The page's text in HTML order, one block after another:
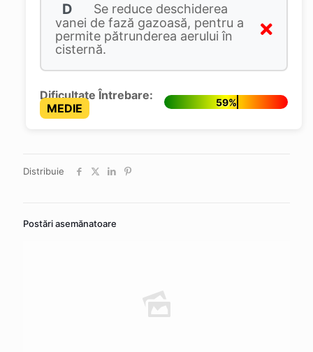
D
Se reduce deschiderea
vanei de fază gazoasă, pentru a
permite pătrunderea aerului în
cisternă.
Dificultate Întrebare:
MEDIE
59%
Distribuie
Postări asemănatoare